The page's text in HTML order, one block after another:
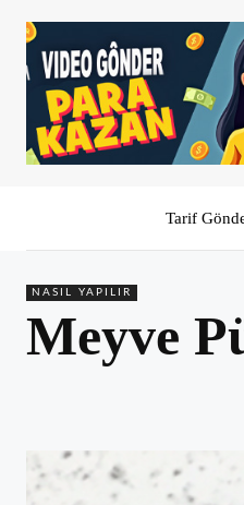
Tarif
NASIL YAPILIR
Meyve